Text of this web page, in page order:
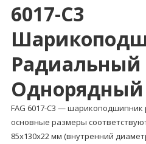
6017-C3
Радиальный
Однорядный
FAG 6017-C3 —
основные размеры
85x130x22 мм (внутренний